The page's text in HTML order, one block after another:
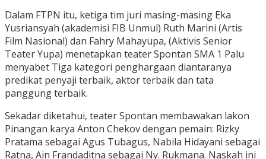
Dalam FTPN itu, ketiga tim juri masing-masing Eka
Yusriansyah (akademisi FIB Unmul) Ruth Marini (Artis
Film Nasional) dan Fahry Mahayupa, (Aktivis Senior
Teater Yupa) menetapkan teater Spontan SMA 1 Palu
menyabet Tiga kategori penghargaan diantaranya
predikat penyaji terbaik, aktor terbaik dan tata
panggung terbaik.
Sekadar diketahui, teater Spontan membawakan lakon
Pinangan karya Anton Chekov dengan pemain: Rizky
Pratama sebagai Agus Tubagus, Nabila Hidayani sebagai
Ratna, Ain Frandaditna sebagai Ny. Rukmana. Naskah ini